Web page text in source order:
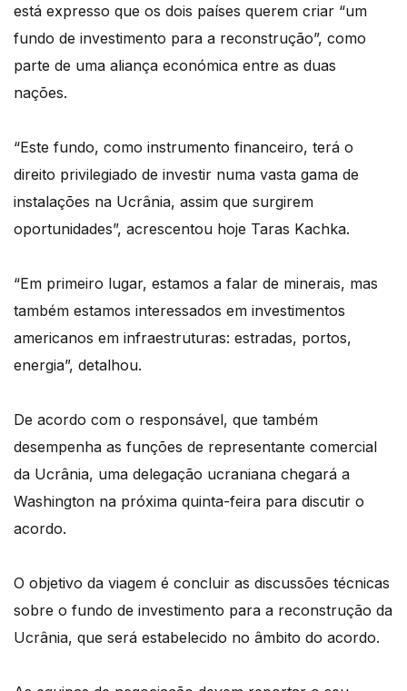
está expresso que os dois países querem criar “um
fundo de investimento para a reconstrução”, como
parte de uma aliança económica entre as duas
nações.
“Este fundo, como instrumento financeiro, terá o
direito privilegiado de investir numa vasta gama de
instalações na Ucrânia, assim que surgirem
oportunidades”, acrescentou hoje Taras Kachka.
“Em primeiro lugar, estamos a falar de minerais, mas
também estamos interessados em investimentos
americanos em infraestruturas: estradas, portos,
energia”, detalhou.
De acordo com o responsável, que também
desempenha as funções de representante comercial
da Ucrânia, uma delegação ucraniana chegará a
Washington na próxima quinta-feira para discutir o
acordo.
O objetivo da viagem é concluir as discussões técnicas
sobre o fundo de investimento para a reconstrução da
Ucrânia, que será estabelecido no âmbito do acordo.